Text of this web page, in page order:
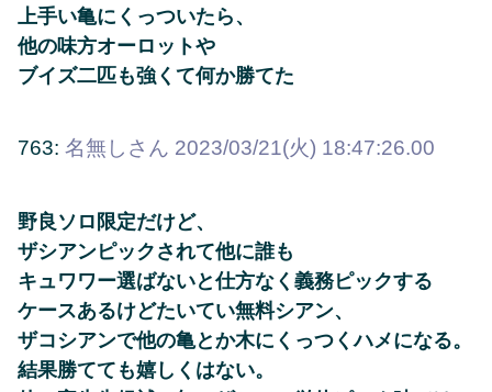
上手い亀にくっついたら、
他の味方オーロットや
ブイズ二匹も強くて何か勝てた
763: 名無しさん 2023/03/21(火) 18:47:26.00
野良ソロ限定だけど、
ザシアンピックされて他に誰も
キュワワー選ばないと仕方なく義務ピックする
ケースあるけどたいてい無料シアン、
ザコシアンで他の亀とか木にくっつくハメになる。
結果勝てても嬉しくはない。